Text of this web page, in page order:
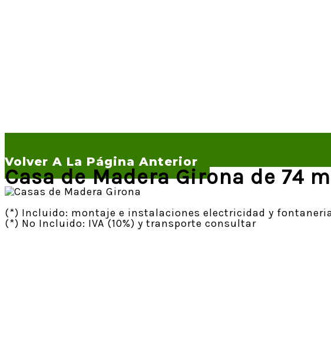
Volver A La Página Anterior
Casa de Madera Girona de 74
(*) Incluido: montaje e instalaciones electricidad y
(*) No Incluido: IVA (10%) y transporte consultar